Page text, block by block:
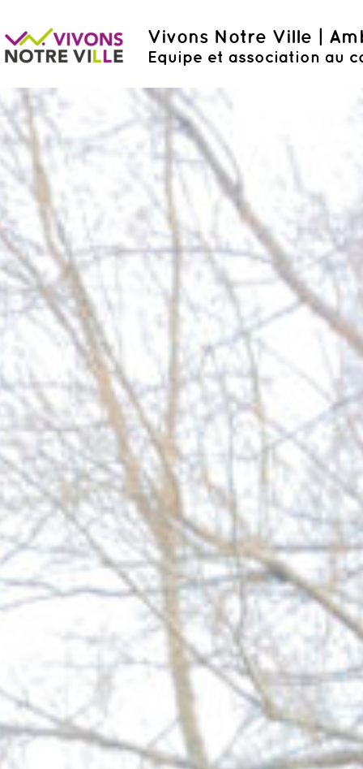
Vivons Notre Ville |
Equipe et association au